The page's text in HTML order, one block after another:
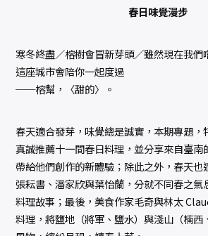
春日味覺漫步
寒冬終盡／榕樹會冒新芽頭／雖然現在我們
這座城市會陪你一起度過
──榕幫，〈甜的〉。
春天適合發芽，味覺總是誠實，本期專題，
真誠推薦十一間春日料理，並分享來自臺
帶給他們創作的新體驗；除此之外，春天也
張耘書、潘家欣與葉怡蘭，分就不同春之氣
料理故事；最後，美食作家毛奇與林太
料理，將鹽地（將軍、鹽水）與淺山（楠西